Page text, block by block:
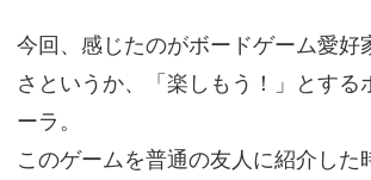
今回、感じたのがボードゲーム愛好
さというか、「楽しもう！」とする
ーラ。
このゲームを普通の友人に紹介した